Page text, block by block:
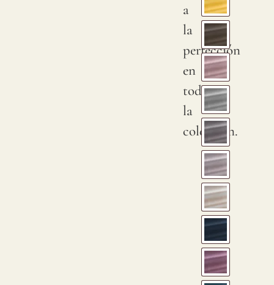
a
la
perfección
en
toda
la
colección.